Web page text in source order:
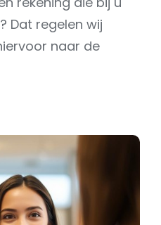
Dat regelen wij
naar de